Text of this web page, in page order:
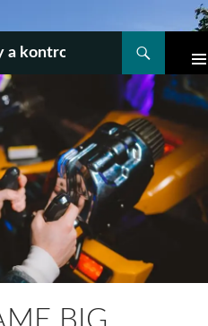
a kontrola tiketu všech